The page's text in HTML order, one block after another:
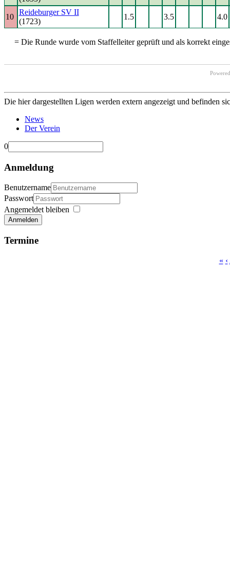
10
Reideburger SV II
(1723)
1.5 3.5 4.0
= Die Runde wurde vom Staffelleiter geprüft und als korrekt
Die hier dargestellten Ligen werden extern angezeigt und befinden
News
Der Verein
0
Anmeldung
Benutzername
Passwort
Angemeldet bleiben
Anmelden
Termine
« ‹